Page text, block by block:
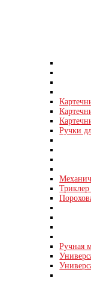
Ручки
Ручная